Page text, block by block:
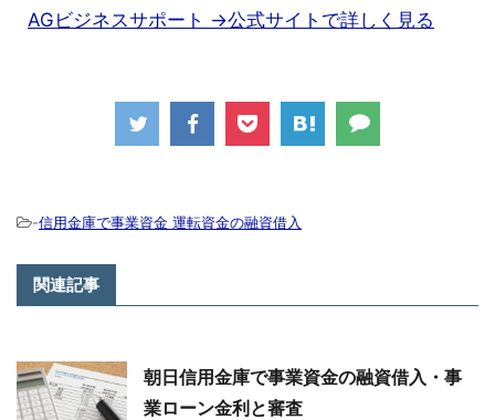
AGビジネスサポート →公式サイトで詳しく見る
-信用金庫で事業資金 運転資金の融資借入
関連記事
朝日信用金庫で事業資金の融資借入・事
業ローン金利と審査